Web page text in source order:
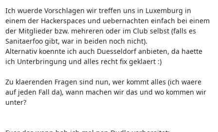
Ich wuerde Vorschlagen wir treffen uns in Luxemburg in
einem der Hackerspaces und uebernachten einfach bei einem
der Mitglieder bzw. mehreren oder im Club selbst (falls es
Sanitaerfoo gibt, war in beiden noch nicht).
Alternativ koennte ich auch Duesseldorf anbieten, da haette
ich Unterbringung und alles recht fix geklaert :)
Zu klaerenden Fragen sind nun, wer kommt alles (ich waere
auf jeden Fall da), wann machen wir das und wo kommen wir
unter?